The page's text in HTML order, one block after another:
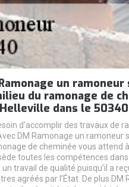
un
du ramonage de
dans le
d’accomplir des travaux de
DM Ramonage un ramoneur
de cheminée vous attend
toutes les compétences
travail de qualité puisqu’il a
agréés par l’État. De plus DM